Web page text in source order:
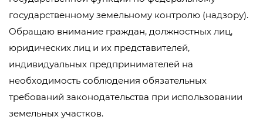
государственному земельному контролю (надзору).
Обращаю внимание граждан, должностных лиц,
юридических лиц и их представителей,
индивидуальных предпринимателей на
необходимость соблюдения обязательных
требований законодательства при использовании
земельных участков.